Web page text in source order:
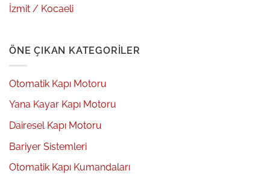
İzmit / Kocaeli
ÖNE ÇIKAN KATEGORILER
Otomatik Kapı Motoru
Yana Kayar Kapı Motoru
Dairesel Kapı Motoru
Bariyer Sistemleri
Otomatik Kapı Kumandaları